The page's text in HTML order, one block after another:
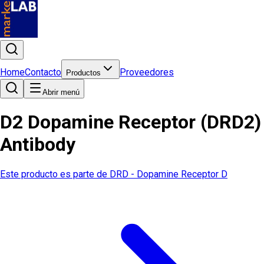
HomeContacto Productos Proveedores
Abrir menú
D2 Dopamine Receptor (DRD2)
Antibody
Este producto es parte de DRD - Dopamine Receptor D